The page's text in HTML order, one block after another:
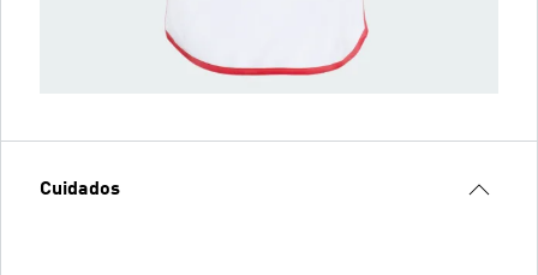
Cuidados